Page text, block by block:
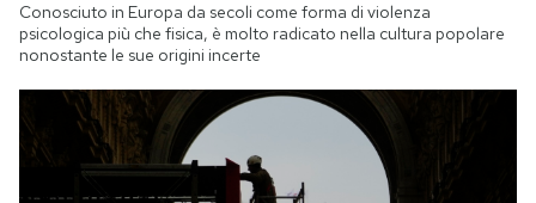
Conosciuto in Europa da secoli come forma di violenza
psicologica più che fisica, è molto radicato nella cultura popolare
nonostante le sue origini incerte